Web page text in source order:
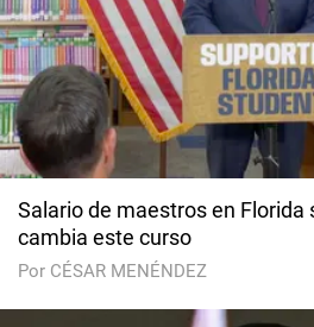
Salario de maestros en Florida
cambia este curso
Por CÉSAR MENÉNDEZ